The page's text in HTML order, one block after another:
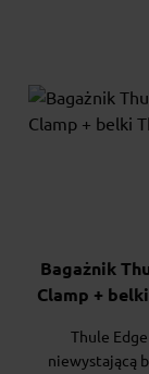
Bagażnik
Clamp +
Thule
niewystającą